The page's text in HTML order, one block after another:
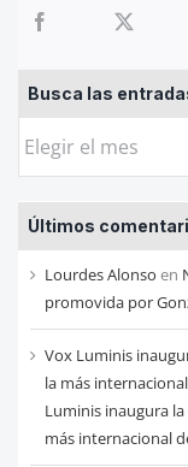
Busca las
Busca
entradas
de
cada
mes
Últimos
Lourdes Alonso en
promovida por
Vox Luminis
la más
Luminis inaugura la
más internacional